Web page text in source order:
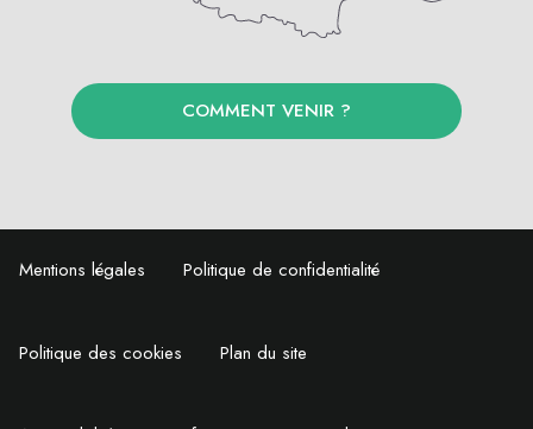
COMMENT VENIR ?
Mentions légales Politique de confidentialité
Politique des cookies Plan du site